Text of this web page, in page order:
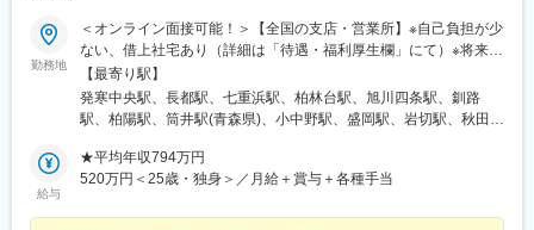
勤務地
＜オンライン面接可能！＞【全国の支店・営業所】※自己負担が少
ない、借上社宅あり（詳細は「待遇・福利厚生欄」にて）※将来的
に転居を伴う転勤（全国）はありますが、初任地はエリア単位
【北海道／東北／関東／甲信越／東海・北陸／近畿／中四国／九
州・沖縄】で可能な限り希望を考慮しています。北海道、青森
県、群馬県、埼玉県、千葉県、東京都、神奈川県、山梨県、岐阜
県、静岡県、愛知県、三重県、新潟県、富山県、石川県、福井
県、鳥取県、島根県、岡山県、広島県、山口県、徳島県、香川
【最寄り駅】
発寒中央駅、長都駅、七重浜駅、柏林台駅、旭川四条駅、釧路
駅、柏陽駅、筒井駅(青森県)、小中野駅、盛岡駅、岩切駅、秋田
岩駅、石神井公園駅、北野駅(東京都)、高輪ゲートウェイ駅、セン
ター南駅、本厚木駅、湘南台駅、大宮公園駅、熊谷駅、大袋駅、
給与
★平均年収794万円
520万円＜25歳・独身＞／月給＋賞与＋各種手当